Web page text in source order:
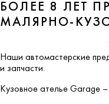
БОЛЕЕ 8 ЛЕТ
МАЛЯРНО-
Наши автомастерские
и запчасти.
Кузовное ателье Garage